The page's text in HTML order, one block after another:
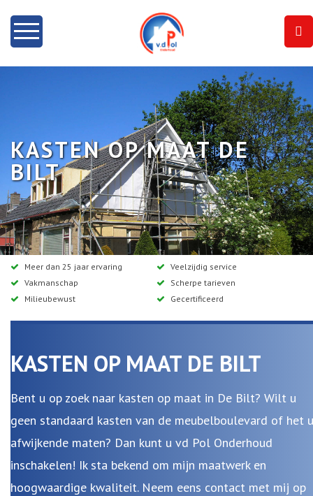
Home
Onze diensten
Dakramen
Projecten
Contact
KASTEN OP MAAT DE
BILT
Meer dan 25 jaar ervaring
Veelzijdig service
Vakmanschap
Scherpe tarieven
Milieubewust
Gecertificeerd
KASTEN OP MAAT DE BILT
Bent u op zoek naar kasten op maat in De Bilt? Wilt u
geen standaard kasten van de meubelboulevard of het u
afwijkende maten? Dan kunt u vd Pol Onderhoud
inschakelen! Ik sta bekend om mijn maatwerk en
hoogwaardige kwaliteit. Neem eens contact met mij op